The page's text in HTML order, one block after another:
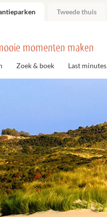
Tweede thuis
momenten maken
Zoek & boek Last minutes